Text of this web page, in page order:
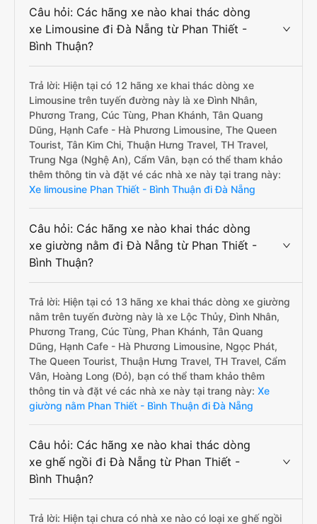
Câu hỏi: Các hãng xe nào khai thác dòng
xe Limousine đi Đà Nẵng từ Phan Thiết -
Bình Thuận?
Trả lời: Hiện tại có 12 hãng xe khai thác dòng xe
Limousine trên tuyến đường này là xe Đình Nhân,
Phương Trang, Cúc Tùng, Phan Khánh, Tân Quang
Dũng, Hạnh Cafe - Hà Phương Limousine, The Queen
Tourist, Tân Kim Chi, Thuận Hưng Travel, TH Travel,
Trung Nga (Nghệ An), Cẩm Vân, bạn có thể tham khảo
thêm thông tin và đặt vé các nhà xe này tại trang này:
Xe limousine Phan Thiết - Bình Thuận đi Đà Nẵng
Câu hỏi: Các hãng xe nào khai thác dòng
xe giường nằm đi Đà Nẵng từ Phan Thiết -
Bình Thuận?
Trả lời: Hiện tại có 13 hãng xe khai thác dòng xe giường
nằm trên tuyến đường này là xe Lộc Thủy, Đình Nhân,
Phương Trang, Cúc Tùng, Phan Khánh, Tân Quang
Dũng, Hạnh Cafe - Hà Phương Limousine, Ngọc Phát,
The Queen Tourist, Thuận Hưng Travel, TH Travel, Cẩm
Vân, Hoàng Long (Đỏ), bạn có thể tham khảo thêm
thông tin và đặt vé các nhà xe này tại trang này: Xe
giường nằm Phan Thiết - Bình Thuận đi Đà Nẵng
Câu hỏi: Các hãng xe nào khai thác dòng
xe ghế ngồi đi Đà Nẵng từ Phan Thiết -
Bình Thuận?
Trả lời: Hiện tại chưa có nhà xe nào có loại xe ghế ngồi